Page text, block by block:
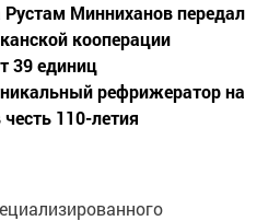
Рустам Минниханов передал
кооперации
39 единиц
рефрижератор на
110-летия